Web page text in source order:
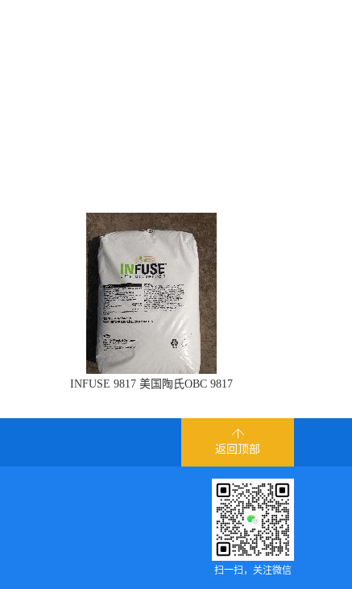
INFUSE 9817 美国陶氏OBC 9817
返回顶部
扫一扫，关注微信